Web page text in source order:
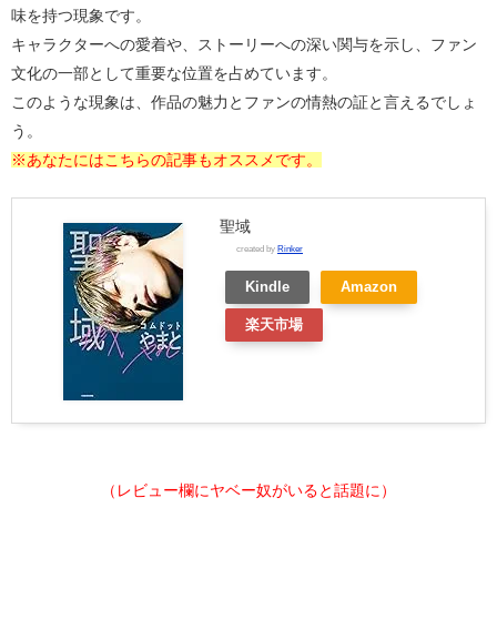
味を持つ現象です。
キャラクターへの愛着や、ストーリーへの深い関与を示し、ファン
文化の一部として重要な位置を占めています。
このような現象は、作品の魅力とファンの情熱の証と言えるでしょ
う。
※あなたにはこちらの記事もオススメです。
聖域
created by Rinker
Kindle Amazon
楽天市場
（レビュー欄にヤベー奴がいると話題に）